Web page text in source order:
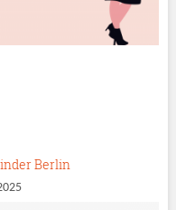
Berlin